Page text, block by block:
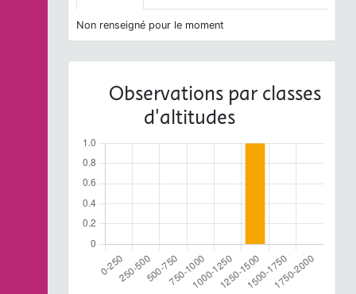
Non renseigné pour le moment
Observations par classes
d'altitudes